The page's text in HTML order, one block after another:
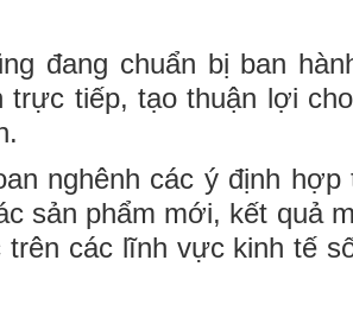
đang chuẩn bị ban
trực tiếp, tạo thuận lợi
nghênh các ý định hợp
sản phẩm mới, kết quả
các lĩnh vực kinh tế